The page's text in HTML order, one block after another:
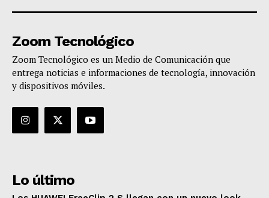
Zoom Tecnológico
Zoom Tecnológico es un Medio de Comunicación que
entrega noticias e informaciones de tecnología, innovación
y dispositivos móviles.
Lo último